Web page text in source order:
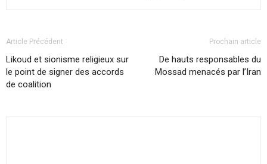
Article Précédent
Likoud et sionisme religieux sur
le point de signer des accords
de coalition
Prochain article
De hauts responsables du
Mossad menacés par l’Iran